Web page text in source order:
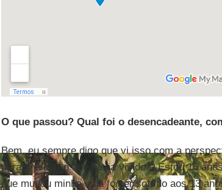
O que passou? Qual foi o desencadeante,
Bem, eu sempre digo que vi isso com a
para analisar o que havia vivido... Estou 16
que mudou minha vida foi ter sofrido aos 13